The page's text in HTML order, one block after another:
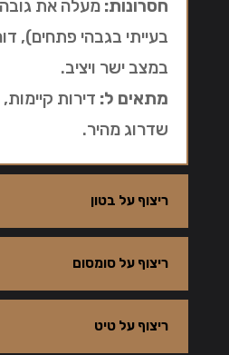
חסרונות: מעלה את גובה
בעייתי בגבהי פתחים),
במצב ישר ויציב.
מתאים ל: דירות
שדרוג מהיר.
ריצוף על בטון
ריצוף על סומסום
ריצוף על טיט